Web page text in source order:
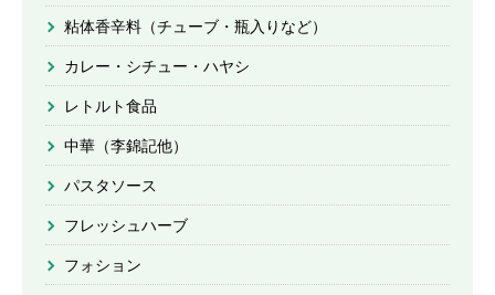
粘体香辛料（チューブ・瓶入りなど）
カレー・シチュー・ハヤシ
レトルト食品
中華（李錦記他）
パスタソース
フレッシュハーブ
フォション